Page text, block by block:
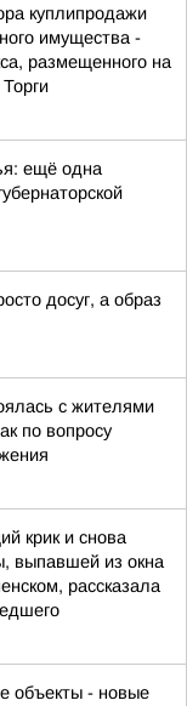
куплипродажи
имущества -
размещенного на
ещё одна
досуг, а образ
с жителями
по вопросу
крик и снова
выпавшей из окна
рассказала
объекты - новые